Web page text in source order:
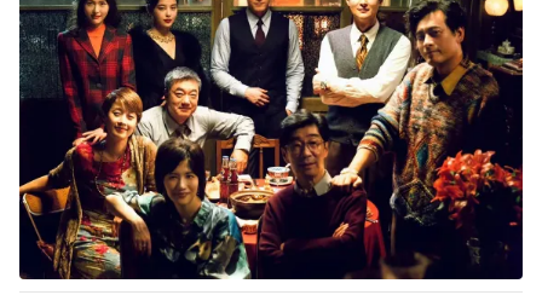
VTV Money VTV Thể thao
VTV Sức khoẻ Bất động sản
Thị trường 24h Tấm lòng Việt
VTV4 Vươn mình bằng AI